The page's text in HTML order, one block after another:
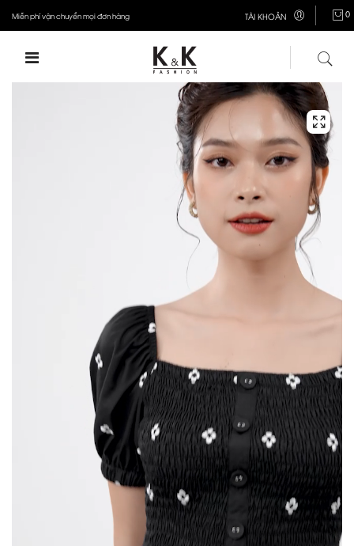
Miễn phí vận chuyển mọi đơn hàng TÀI KHOẢN 0